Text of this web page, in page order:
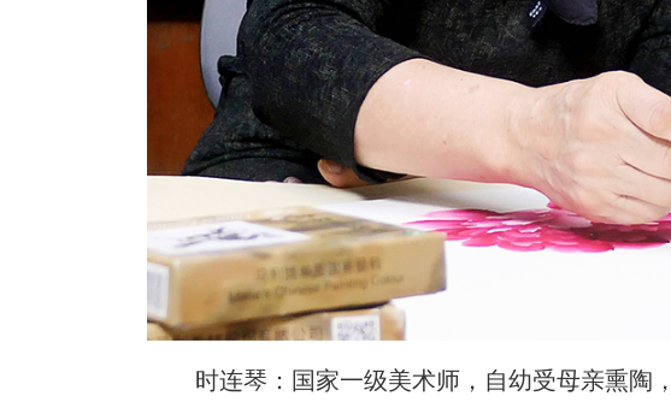
时连琴：国家一级美术师，自幼受母亲熏陶